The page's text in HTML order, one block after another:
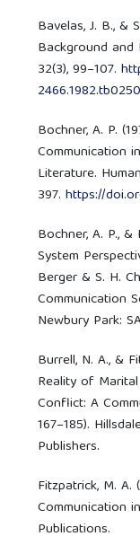
Bavelas, J. B., &
Background and
32(3), 99–107.
Bochner, A. P.
Communication
Literature.
397.https://
Bochner, A. P., &
System
Berger & S. H.
Communication
Newbury Park:
Burrell, N. A., &
Reality of
Conflict: A
167–185).
Publishers.
Fitzpatrick, M. A.
Communication
Publications.